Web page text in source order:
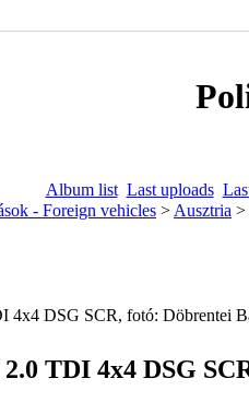
Album list Last uploads
- Foreign vehicles > Ausztria >
TDI 4x4 DSG